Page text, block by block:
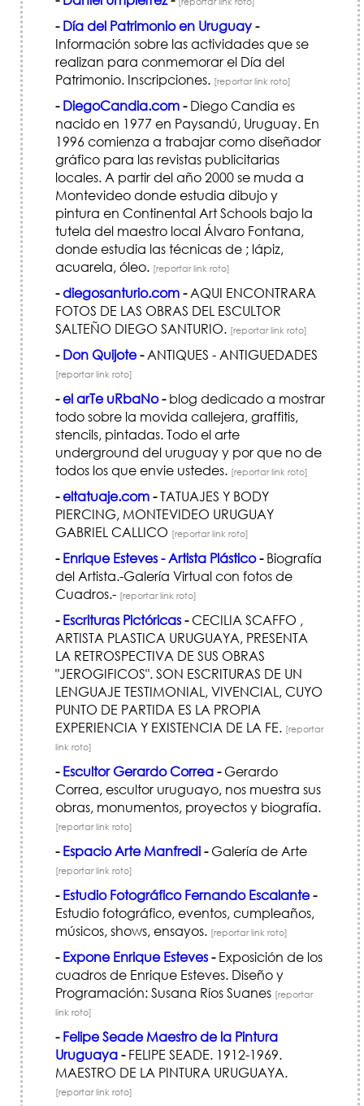
- Día del Patrimonio en Uruguay-
Información sobre las actividades que se
realizan para conmemorar el Día del
Patrimonio. Inscripciones. [reportar link roto]
- DiegoCandia.com-Diego Candia es
nacido en 1977 en Paysandú, Uruguay. En
1996 comienza a trabajar como diseñador
gráfico para las revistas publicitarias
locales. A partir del año 2000 se muda a
Montevideo donde estudia dibujo y
pintura en Continental Art Schools bajo la
tutela del maestro local Álvaro Fontana,
donde estudia las técnicas de ; lápiz,
acuarela, óleo. [reportar link roto]
-diegosanturio.com-AQUI ENCONTRARA
FOTOS DE LAS OBRAS DEL ESCULTOR
SALTEÑO DIEGO SANTURIO. [reportar link roto]
- Don Quijote-ANTIQUES - ANTIGUEDADES
[reportar link roto]
-el arTe uRbaNo-blog dedicado a mostrar
todo sobre la movida callejera, graffitis,
stencils, pintadas. Todo el arte
underground del uruguay y por que no de
todos los que envie ustedes. [reportar link roto]
-eltatuaje.com-TATUAJES Y BODY
PIERCING, MONTEVIDEO URUGUAY
GABRIEL CALLICO [reportar link roto]
- Enrique Esteves - Artista Plástico-Biografía
del Artista.-Galería Virtual con fotos de
Cuadros.- [reportar link roto]
- Escrituras Pictóricas-CECILIA SCAFFO ,
ARTISTA PLASTICA URUGUAYA, PRESENTA
LA RETROSPECTIVA DE SUS OBRAS
"JEROGIFICOS". SON ESCRITURAS DE UN
LENGUAJE TESTIMONIAL, VIVENCIAL, CUYO
PUNTO DE PARTIDA ES LA PROPIA
EXPERIENCIA Y EXISTENCIA DE LA FE. [reportar
link roto]
- Escultor Gerardo Correa-Gerardo
Correa, escultor uruguayo, nos muestra sus
obras, monumentos, proyectos y biografía.
[reportar link roto]
- Espacio Arte Manfredi-Galería de Arte
[reportar link roto]
- Estudio Fotográfico Fernando Escalante-
Estudio fotográfico, eventos, cumpleaños,
músicos, shows, ensayos. [reportar link roto]
- Expone Enrique Esteves-Exposición de los
cuadros de Enrique Esteves. Diseño y
Programación: Susana Ríos Suanes [reportar
link roto]
- Felipe Seade Maestro de la Pintura
Uruguaya-FELIPE SEADE. 1912-1969.
MAESTRO DE LA PINTURA URUGUAYA.
[reportar link roto]